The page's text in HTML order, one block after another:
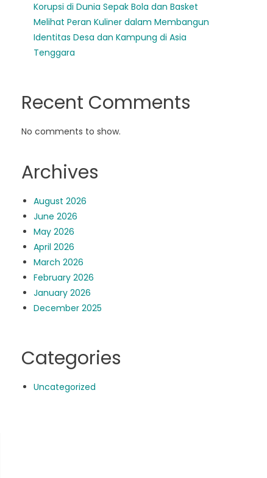
Korupsi di Dunia Sepak Bola dan Basket
Melihat Peran Kuliner dalam Membangun
Identitas Desa dan Kampung di Asia
Tenggara
Recent Comments
No comments to show.
Archives
August 2026
June 2026
May 2026
April 2026
March 2026
February 2026
January 2026
December 2025
Categories
Uncategorized